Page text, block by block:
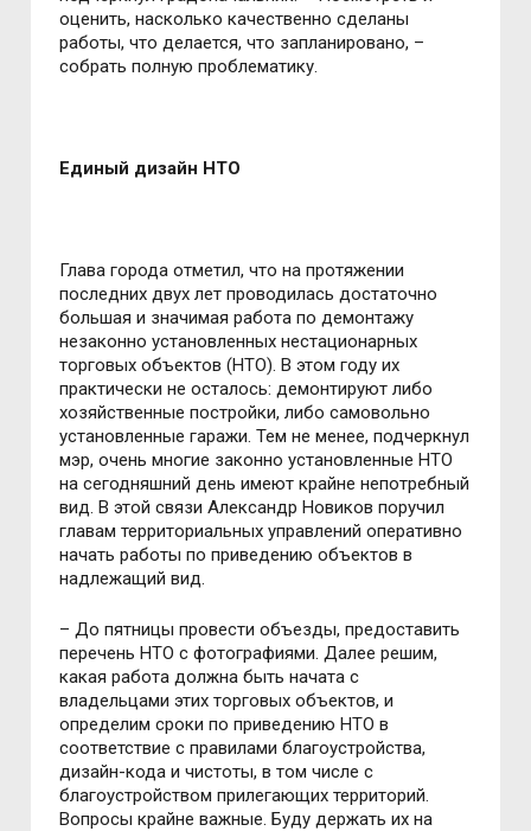
оценить, насколько качественно сделаны
работы, что делается, что запланировано, –
собрать полную проблематику.
Единый дизайн НТО
Глава города отметил, что на протяжении
последних двух лет проводилась достаточно
большая и значимая работа по демонтажу
незаконно установленных нестационарных
торговых объектов (НТО). В этом году их
практически не осталось: демонтируют либо
хозяйственные постройки, либо самовольно
установленные гаражи. Тем не менее, подчеркнул
мэр, очень многие законно установленные НТО
на сегодняшний день имеют крайне непотребный
вид. В этой связи Александр Новиков поручил
главам территориальных управлений оперативно
начать работы по приведению объектов в
надлежащий вид.
– До пятницы провести объезды, предоставить
перечень НТО с фотографиями. Далее решим,
какая работа должна быть начата с
владельцами этих торговых объектов, и
определим сроки по приведению НТО в
соответствие с правилами благоустройства,
дизайн-кода и чистоты, в том числе с
благоустройством прилегающих территорий.
Вопросы крайне важные. Буду держать их на